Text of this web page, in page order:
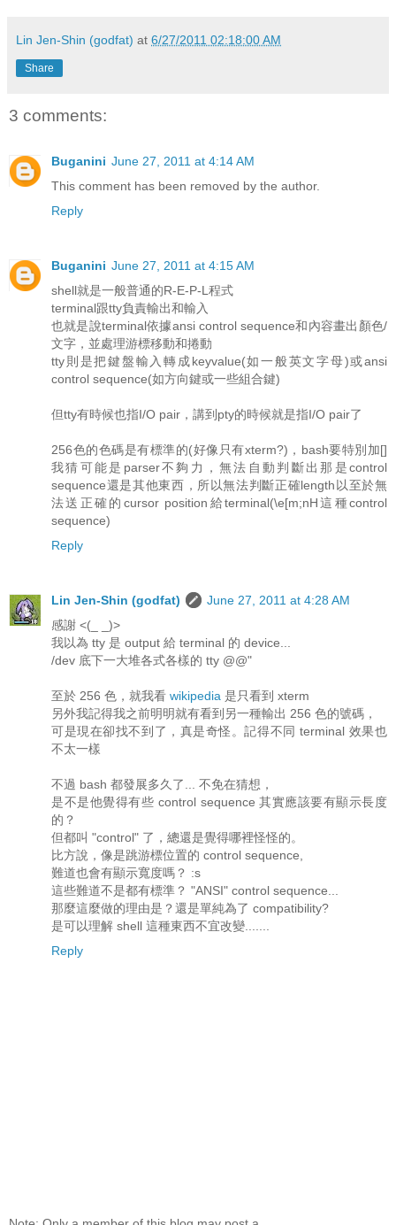
Lin Jen-Shin (godfat) at 6/27/2011 02:18:00 AM
Share
3 comments:
Buganini June 27, 2011 at 4:14 AM
This comment has been removed by the author.
Reply
Buganini June 27, 2011 at 4:15 AM
shell就是一般普通的R-E-P-L程式
terminal跟tty負責輸出和輸入
也就是說terminal依據ansi control sequence和內容畫出顏色/
文字，並處理游標移動和捲動
tty則是把鍵盤輸入轉成keyvalue(如一般英文字母)或ansi
control sequence(如方向鍵或一些組合鍵)
但tty有時候也指I/O pair，講到pty的時候就是指I/O pair了
256色的色碼是有標準的(好像只有xterm?)，bash要特別加[]
我猜可能是parser不夠力，無法自動判斷出那是control
sequence還是其他東西，所以無法判斷正確length以至於無
法送正確的cursor position給terminal(\e[m;nH這種control
sequence)
Reply
Lin Jen-Shin (godfat)
June 27, 2011 at 4:28 AM
感謝 <(_ _)>
我以為 tty 是 output 給 terminal 的 device...
/dev 底下一大堆各式各樣的 tty @@"
至於 256 色，就我看 wikipedia 是只看到 xterm
另外我記得我之前明明就有看到另一種輸出 256 色的號碼，
可是現在卻找不到了，真是奇怪。記得不同 terminal 效果也
不太一樣
不過 bash 都發展多久了... 不免在猜想，
是不是他覺得有些 control sequence 其實應該要有顯示長度
的？
但都叫 "control" 了，總還是覺得哪裡怪怪的。
比方說，像是跳游標位置的 control sequence,
難道也會有顯示寬度嗎？ :s
這些難道不是都有標準？ "ANSI" control sequence...
那麼這麼做的理由是？還是單純為了 compatibility?
是可以理解 shell 這種東西不宜改變.......
Reply